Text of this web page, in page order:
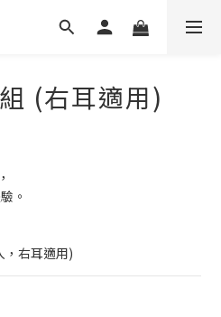
(右耳適用)
。
右耳適用)